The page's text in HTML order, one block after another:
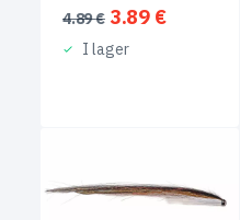
4.89€ Det
ursprungliga
priset
3.89 €Det
I lager